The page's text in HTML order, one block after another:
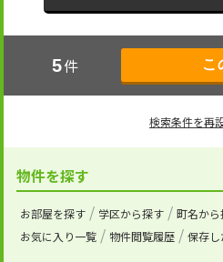
5件
検索条件を再
物件を探す
お部屋を探す 学区から探す 町名から
お気に入り一覧
物件閲覧履歴 保存